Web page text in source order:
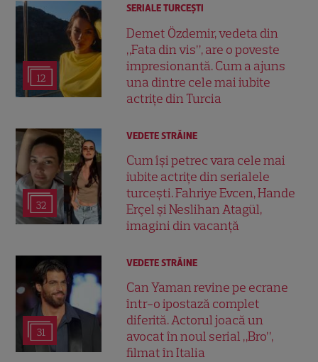
12
SERIALE TURCEŞTI
Demet Özdemir, vedeta din
„Fata din vis”, are o poveste
impresionantă. Cum a ajuns
una dintre cele mai iubite
actrițe din Turcia
32
VEDETE STRĂINE
Cum își petrec vara cele mai
iubite actrițe din serialele
turcești. Fahriye Evcen, Hande
Erçel și Neslihan Atagül,
imagini din vacanță
31
VEDETE STRĂINE
Can Yaman revine pe ecrane
într-o ipostază complet
diferită. Actorul joacă un
avocat în noul serial „Bro”,
filmat în Italia